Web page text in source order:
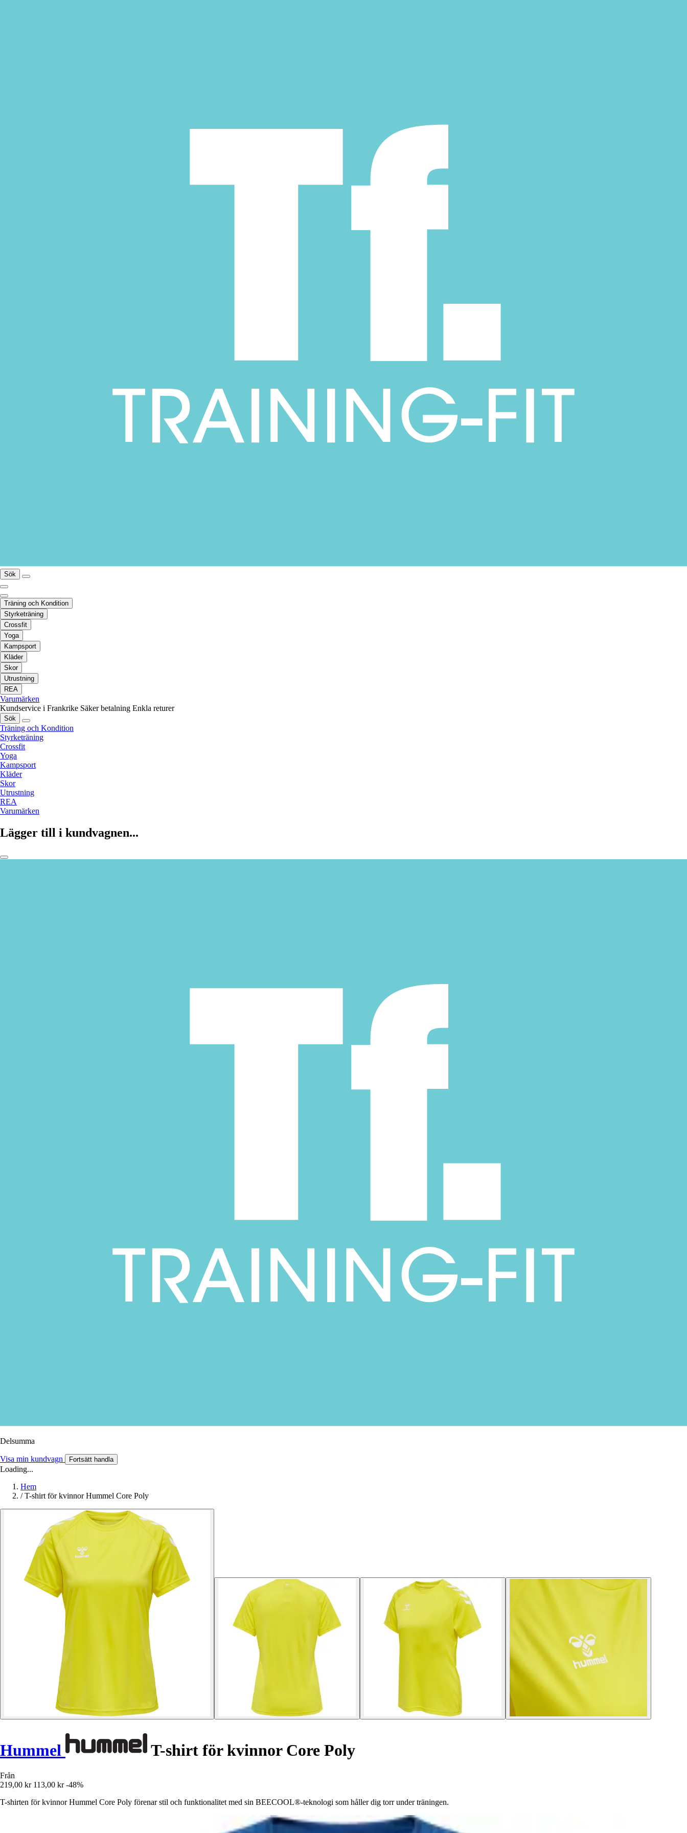
Sök
Träning och Kondition
Styrketräning
Crossfit
Yoga
Kampsport
Kläder
Skor
Utrustning
REA
Varumärken
Kundservice i Frankrike Säker betalning Enkla returer
Sök
Träning och Kondition
Styrketräning
Crossfit
Yoga
Kampsport
Kläder
Skor
Utrustning
REA
Varumärken
Lägger till i kundvagnen...
Delsumma
Visa min kundvagn Fortsätt handla
Loading...
Hem
/ T-shirt för kvinnor Hummel Core Poly
Hummel T-shirt för kvinnor Core Poly
Från
219,00 kr 113,00 kr -48%
T-shirten för kvinnor Hummel Core Poly förenar stil och funktionalitet med sin BEECOOL®-teknologi som håller dig torr under träningen.